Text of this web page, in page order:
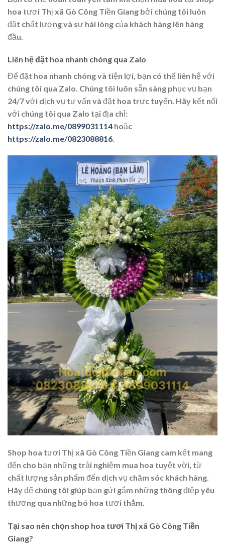
hoa tươi Thị xã Gò Công Tiền Giang bởi chúng tôi luôn
đặt chất lượng và sự hài lòng của khách hàng lên hàng
đầu.
Liên hệ đặt hoa nhanh chóng qua Zalo
Để đặt hoa nhanh chóng và tiện lợi, bạn có thể liên hệ với
chúng tôi qua Zalo. Chúng tôi luôn sẵn sàng phục vụ bạn
24/7 với dịch vụ tư vấn và đặt hoa trực tuyến. Hãy kết nối
với chúng tôi qua Zalo tại địa chỉ:
https://zalo.me/0899031114 hoặc
https://zalo.me/0823088816.
Shop hoa tươi Thị xã Gò Công Tiền Giang cam kết mang
đến cho bạn những trải nghiệm mua hoa tuyệt vời, từ
chất lượng sản phẩm đến dịch vụ chăm sóc khách hàng.
Hãy để chúng tôi giúp bạn gửi gắm những thông điệp yêu
thương qua những bó hoa tươi thắm.
Tại sao nên chọn shop hoa tươi Thị xã Gò Công Tiền
Giang?